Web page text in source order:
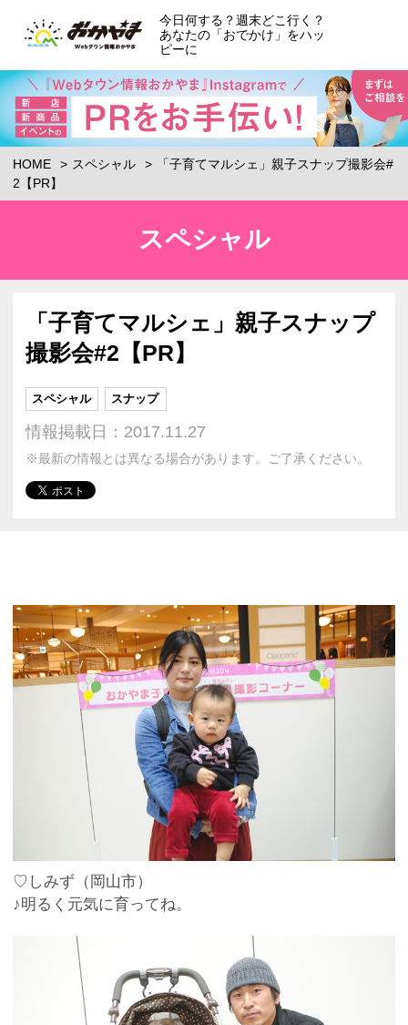
今日何する？週末どこ行く？
あなたの「おでかけ」をハッ
ピーに
HOME スペシャル
「子育てマルシェ」親子スナップ撮影会#
2【PR】
スペシャル
「子育てマルシェ」親子スナップ
撮影会#2【PR】
スペシャル スナップ
情報掲載日：2017.11.27
※最新の情報とは異なる場合があります。ご了承ください。
♡しみず（岡山市）
♪明るく元気に育ってね。